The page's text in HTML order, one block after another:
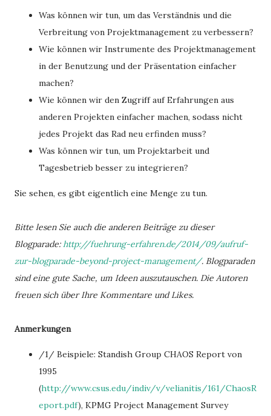
Was können wir tun, um das Verständnis und die
Verbreitung von Projektmanagement zu verbessern?
Wie können wir Instrumente des Projektmanagement
in der Benutzung und der Präsentation einfacher
machen?
Wie können wir den Zugriff auf Erfahrungen aus
anderen Projekten einfacher machen, sodass nicht
jedes Projekt das Rad neu erfinden muss?
Was können wir tun, um Projektarbeit und
Tagesbetrieb besser zu integrieren?
Sie sehen, es gibt eigentlich eine Menge zu tun.
Bitte lesen Sie auch die anderen Beiträge zu dieser
Blogparade:http://fuehrung-erfahren.de/2014/09/aufruf-
zur-blogparade-beyond-project-management/. Blogparaden
sind eine gute Sache, um Ideen auszutauschen. Die Autoren
freuen sich über Ihre Kommentare und Likes.
Anmerkungen
/1/ Beispiele: Standish Group CHAOS Report von
1995
(http://www.csus.edu/indiv/v/velianitis/161/ChaosR
eport.pdf), KPMG Project Management Survey